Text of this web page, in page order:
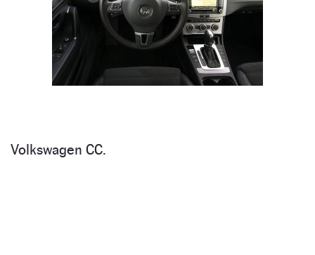
Volkswagen CC.